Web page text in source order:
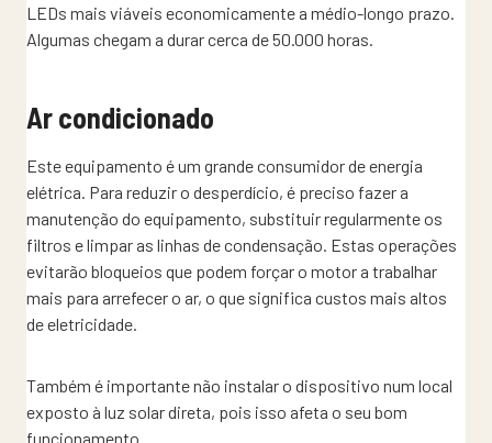
LEDs mais viáveis economicamente a médio-longo prazo.
Algumas chegam a durar cerca de 50.000 horas.
Ar condicionado
Este equipamento é um grande consumidor de energia
elétrica. Para reduzir o desperdício, é preciso fazer a
manutenção do equipamento, substituir regularmente os
filtros e limpar as linhas de condensação. Estas operações
evitarão bloqueios que podem forçar o motor a trabalhar
mais para arrefecer o ar, o que significa custos mais altos
de eletricidade.
Também é importante não instalar o dispositivo num local
exposto à luz solar direta, pois isso afeta o seu bom
funcionamento.